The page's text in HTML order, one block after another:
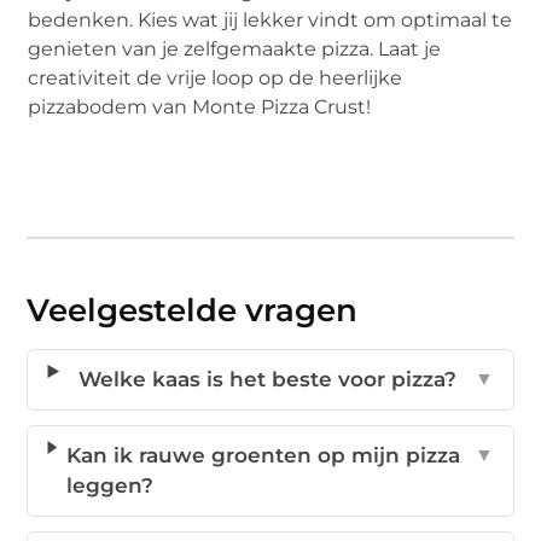
bedenken. Kies wat jij lekker vindt om optimaal te
genieten van je zelfgemaakte pizza. Laat je
creativiteit de vrije loop op de heerlijke
pizzabodem van Monte Pizza Crust!
Veelgestelde vragen
Welke kaas is het beste voor pizza? ▼
Kan ik rauwe groenten op mijn pizza
leggen?
▼